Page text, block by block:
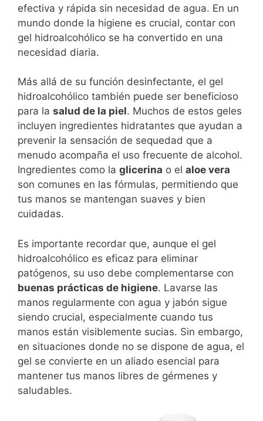
efectiva y rápida sin necesidad de agua. En un
mundo donde la higiene es crucial, contar con
gel hidroalcohólico se ha convertido en una
necesidad diaria.
Más allá de su función desinfectante, el gel
hidroalcohólico también puede ser beneficioso
para la salud de la piel. Muchos de estos geles
incluyen ingredientes hidratantes que ayudan a
prevenir la sensación de sequedad que a
menudo acompaña el uso frecuente de alcohol.
Ingredientes como la glicerina o el aloe vera
son comunes en las fórmulas, permitiendo que
tus manos se mantengan suaves y bien
cuidadas.
Es importante recordar que, aunque el gel
hidroalcohólico es eficaz para eliminar
patógenos, su uso debe complementarse con
buenas prácticas de higiene. Lavarse las
manos regularmente con agua y jabón sigue
siendo crucial, especialmente cuando tus
manos están visiblemente sucias. Sin embargo,
en situaciones donde no se dispone de agua, el
gel se convierte en un aliado esencial para
mantener tus manos libres de gérmenes y
saludables.